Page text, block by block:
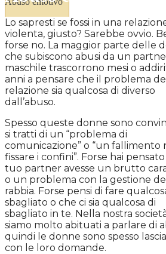
Lo sapresti se fossi in una
violenta, giusto? Sarebbe ovvio.
forse no. La maggior parte delle
che subiscono abusi da un
maschile trascorrono mesi o
anni a pensare che il problema
relazione sia qualcosa di diverso
dall’abuso.
Spesso queste donne sono
si tratti di un “problema di
comunicazione” o “un fallimento
fissare i confini”. Forse hai pensato
tuo partner avesse un brutto
o un problema con la gestione
rabbia. Forse pensi di fare
sbagliato o che ci sia qualcosa di
sbagliato in te. Nella nostra
siamo molto abituati a parlare di
quindi le donne sono spesso
con le loro domande.